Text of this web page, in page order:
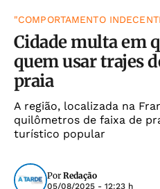
"COMPORTAMENTO
Cidade multa em
quem usar trajes
praia
A região, localizada na
quilômetros de faixa de
turístico popular
Por Redação
05/08/2025 - 12:23 h